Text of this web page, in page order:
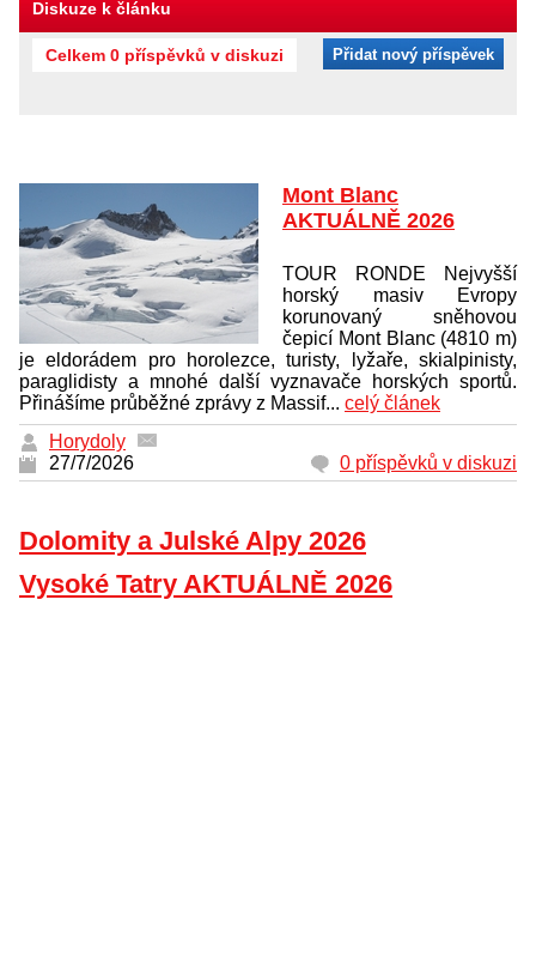
Diskuze k článku
Celkem 0 příspěvků v diskuzi Přidat nový příspěvek
Mont Blanc
AKTUÁLNĚ 2026
TOUR RONDE Nejvyšší
horský masiv Evropy
korunovaný sněhovou
čepicí Mont Blanc (4810 m)
je eldorádem pro horolezce, turisty, lyžaře, skialpinisty,
paraglidisty a mnohé další vyznavače horských sportů.
Přinášíme průběžné zprávy z Massif... celý článek
Horydoly
27/7/2026
0 příspěvků v diskuzi
Dolomity a Julské Alpy 2026
Vysoké Tatry AKTUÁLNĚ 2026